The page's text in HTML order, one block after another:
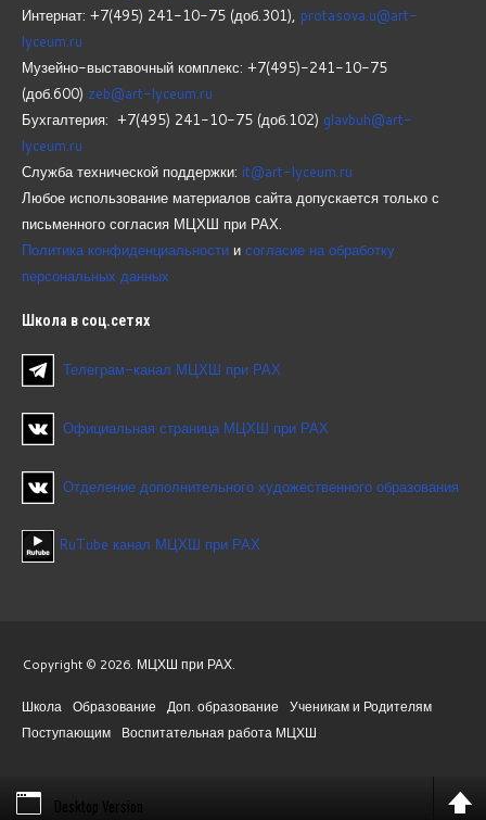
Интернат: +7(495) 241-10-75 (доб.301), protasova.u@art-
lyceum.ru
Музейно-выставочный комплекс: +7(495)-241-10-75
(доб.600) zeb@art-lyceum.ru
Бухгалтерия: +7(495) 241-10-75 (доб.102) glavbuh@art-
lyceum.ru
Служба технической поддержки: it@art-lyceum.ru
Любое использование материалов сайта допускается только с
письменного согласия МЦХШ при РАХ.
Политика конфиденциальности и согласие на обработку
персональных данных
Школа в соц.сетях
Телеграм-канал МЦХШ при РАХ
Официальная страница МЦХШ при РАХ
Отделение дополнительного художественного образования
RuTube канал МЦХШ при РАХ
Copyright © 2026. МЦХШ при РАХ.
Школа Образование Доп. образование
Ученикам и Родителям
Поступающим
Воспитательная работа МЦХШ
Desktop Version